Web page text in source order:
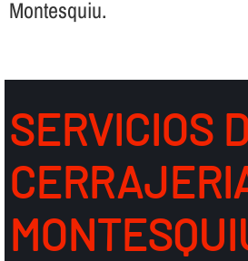
Montesquiu.
SERVICIOS